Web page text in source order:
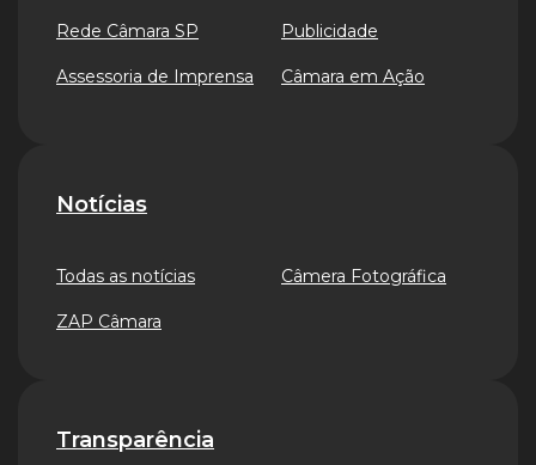
Rede Câmara SP
Assessoria de Imprensa
Publicidade
Câmara em Ação
Notícias
Todas as notícias
ZAP Câmara
Câmera Fotográfica
Transparência